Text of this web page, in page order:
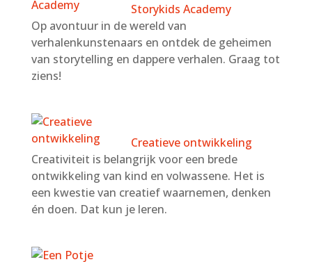
Storykids Academy
Op avontuur in de wereld van
verhalenkunstenaars en ontdek de geheimen
van storytelling en dappere verhalen. Graag tot
ziens!
Creatieve ontwikkeling
Creativiteit is belangrijk voor een brede
ontwikkeling van kind en volwassene. Het is
een kwestie van creatief waarnemen, denken
én doen. Dat kun je leren.